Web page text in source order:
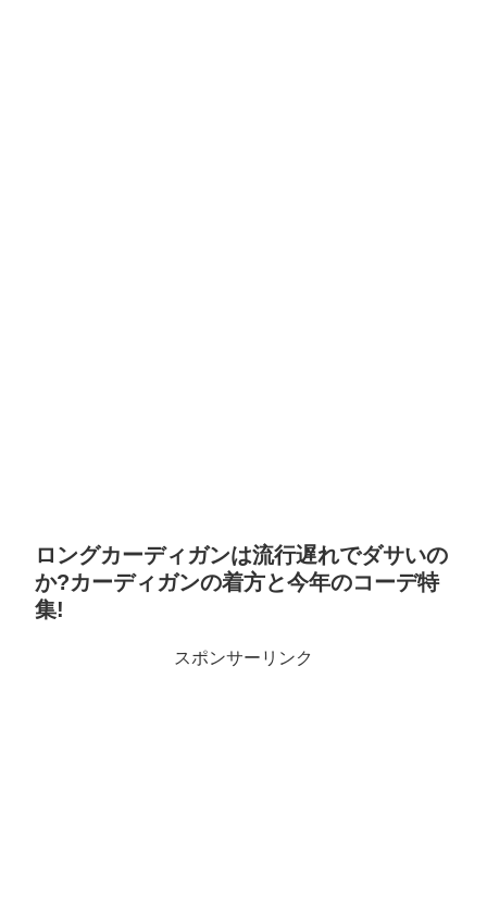
ロングカーディガンは流行遅れでダサいの
か?カーディガンの着方と今年のコーデ特
集!
スポンサーリンク